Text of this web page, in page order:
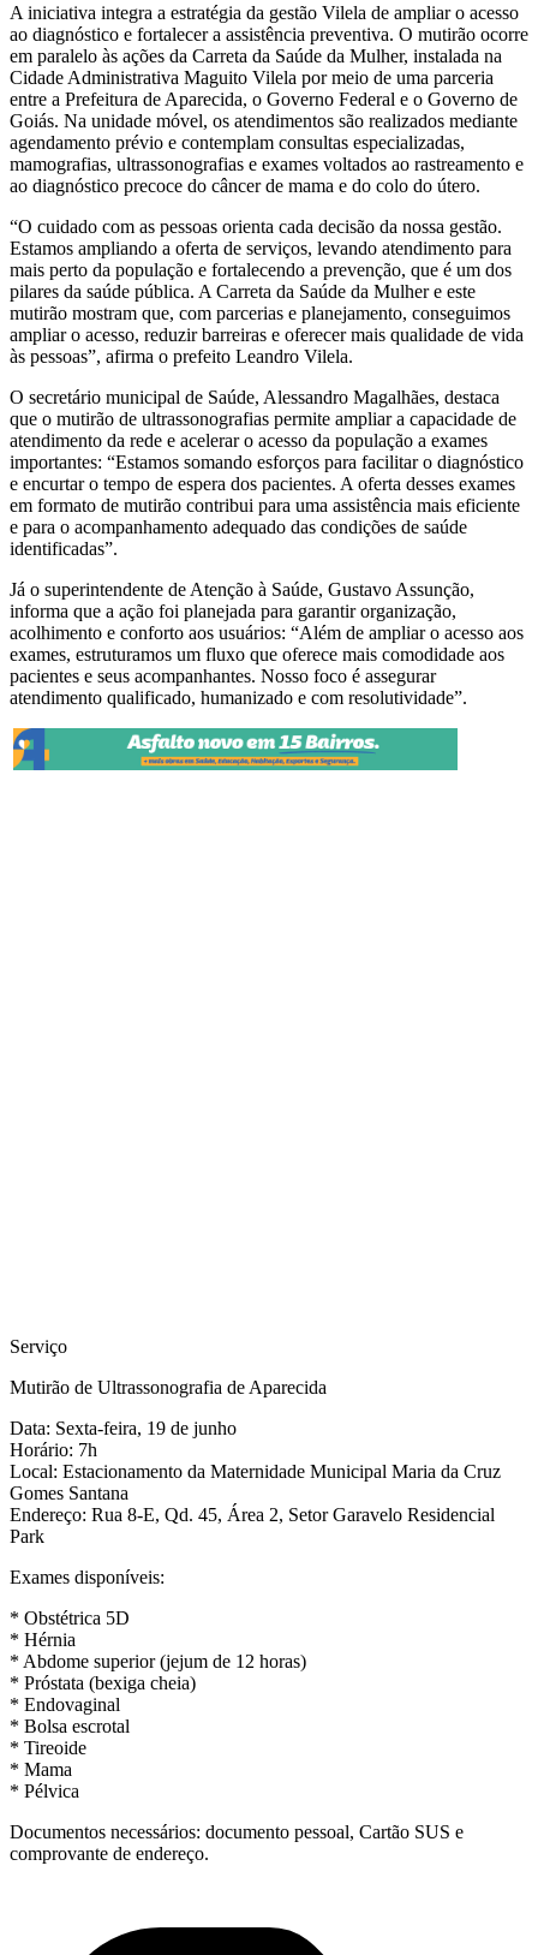
A iniciativa integra a estratégia da gestão Vilela de ampliar o acesso
ao diagnóstico e fortalecer a assistência preventiva. O mutirão ocorre
em paralelo às ações da Carreta da Saúde da Mulher, instalada na
Cidade Administrativa Maguito Vilela por meio de uma parceria
entre a Prefeitura de Aparecida, o Governo Federal e o Governo de
Goiás. Na unidade móvel, os atendimentos são realizados mediante
agendamento prévio e contemplam consultas especializadas,
mamografias, ultrassonografias e exames voltados ao rastreamento e
ao diagnóstico precoce do câncer de mama e do colo do útero.
“O cuidado com as pessoas orienta cada decisão da nossa gestão.
Estamos ampliando a oferta de serviços, levando atendimento para
mais perto da população e fortalecendo a prevenção, que é um dos
pilares da saúde pública. A Carreta da Saúde da Mulher e este
mutirão mostram que, com parcerias e planejamento, conseguimos
ampliar o acesso, reduzir barreiras e oferecer mais qualidade de vida
às pessoas”, afirma o prefeito Leandro Vilela.
O secretário municipal de Saúde, Alessandro Magalhães, destaca
que o mutirão de ultrassonografias permite ampliar a capacidade de
atendimento da rede e acelerar o acesso da população a exames
importantes: “Estamos somando esforços para facilitar o diagnóstico
e encurtar o tempo de espera dos pacientes. A oferta desses exames
em formato de mutirão contribui para uma assistência mais eficiente
e para o acompanhamento adequado das condições de saúde
identificadas”.
Já o superintendente de Atenção à Saúde, Gustavo Assunção,
informa que a ação foi planejada para garantir organização,
acolhimento e conforto aos usuários: “Além de ampliar o acesso aos
exames, estruturamos um fluxo que oferece mais comodidade aos
pacientes e seus acompanhantes. Nosso foco é assegurar
atendimento qualificado, humanizado e com resolutividade”.
Serviço
Mutirão de Ultrassonografia de Aparecida
Data: Sexta-feira, 19 de junho
Horário: 7h
Local: Estacionamento da Maternidade Municipal Maria da Cruz
Gomes Santana
Endereço: Rua 8-E, Qd. 45, Área 2, Setor Garavelo Residencial
Park
Exames disponíveis:
* Obstétrica 5D
* Hérnia
* Abdome superior (jejum de 12 horas)
* Próstata (bexiga cheia)
* Endovaginal
* Bolsa escrotal
* Tireoide
* Mama
* Pélvica
Documentos necessários: documento pessoal, Cartão SUS e
comprovante de endereço.